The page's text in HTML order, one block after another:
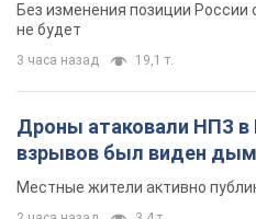
Без изменения позиции
не будет
3 часа назад 19,1 т.
Дроны атаковали НПЗ
взрывов был виден
Местные жители активно